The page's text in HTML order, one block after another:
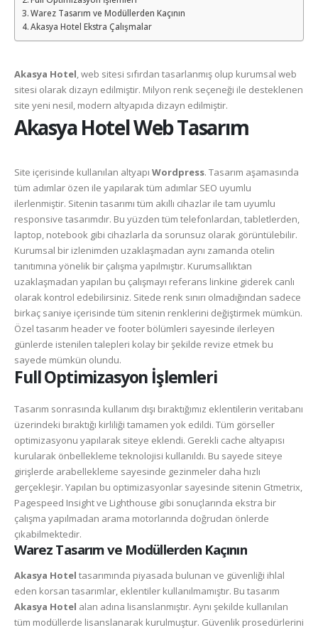
Warez Tasarım ve Modüllerden Kaçının
Akasya Hotel Ekstra Çalışmalar
Akasya Hotel, web sitesi sıfırdan tasarlanmış olup kurumsal web
sitesi olarak dizayn edilmiştir. Milyon renk seçeneği ile desteklenen
site yeni nesil, modern altyapıda dizayn edilmiştir.
Akasya Hotel Web Tasarım
Site içerisinde kullanılan altyapı Wordpress. Tasarım aşamasında
tüm adımlar özen ile yapılarak tüm adımlar SEO uyumlu
ilerlenmiştir. Sitenin tasarımı tüm akıllı cihazlar ile tam uyumlu
responsive tasarımdır. Bu yüzden tüm telefonlardan, tabletlerden,
laptop, notebook gibi cihazlarla da sorunsuz olarak görüntülebilir.
Kurumsal bir izlenimden uzaklaşmadan aynı zamanda otelin
tanıtımına yönelik bir çalışma yapılmıştır. Kurumsallıktan
uzaklaşmadan yapılan bu çalışmayı referans linkine giderek canlı
olarak kontrol edebilirsiniz. Sitede renk sınırı olmadığından sadece
birkaç saniye içerisinde tüm sitenin renklerini değiştirmek mümkün.
Özel tasarım header ve footer bölümleri sayesinde ilerleyen
günlerde istenilen talepleri kolay bir şekilde revize etmek bu
sayede mümkün olundu.
Full Optimizasyon İşlemleri
Tasarım sonrasında kullanım dışı bıraktığımız eklentilerin veritabanı
üzerindeki bıraktığı kirliliği tamamen yok edildi. Tüm görseller
optimizasyonu yapılarak siteye eklendi. Gerekli cache altyapısı
kurularak önbellekleme teknolojisi kullanıldı. Bu sayede siteye
girişlerde arabellekleme sayesinde gezinmeler daha hızlı
gerçekleşir. Yapılan bu optimizasyonlar sayesinde sitenin Gtmetrix,
Pagespeed Insight ve Lighthouse gibi sonuçlarında ekstra bir
çalışma yapılmadan arama motorlarında doğrudan önlerde
çıkabilmektedir.
Warez Tasarım ve Modüllerden Kaçının
Akasya Hotel tasarımında piyasada bulunan ve güvenliği ihlal
eden korsan tasarımlar, eklentiler kullanılmamıştır. Bu tasarım
Akasya Hotel alan adına lisanslanmıştır. Aynı şekilde kullanılan
tüm modüllerde lisanslanarak kurulmuştur. Güvenlik prosedürlerini